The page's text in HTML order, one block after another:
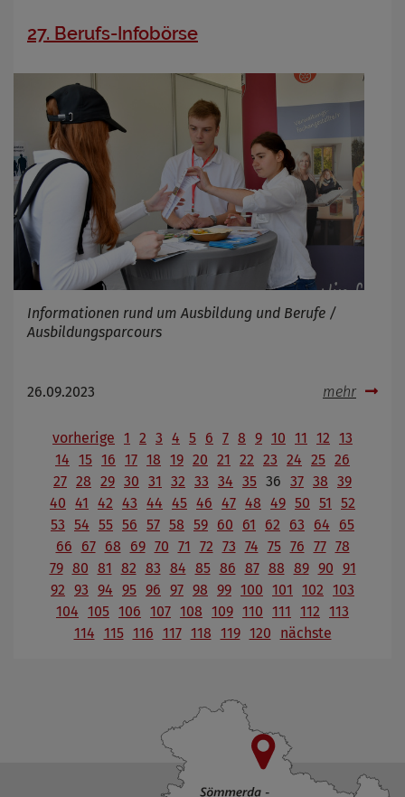
27. Berufs-Infobörse
Informationen rund um Ausbildung und Berufe /
Ausbildungsparcours
26.09.2023 mehr
vorherige 1 2 3 4 5 6 7 8 9 10 11 12 13
14 15 16 17 18 19 20 21 22 23 24 25 26
27 28 29 30 31 32 33 34 35 36 37 38 39
40 41 42 43 44 45 46 47 48 49 50 51
52
53 54 55 56 57 58 59 60 61 62 63 64
65
66
67 68 69 70 71 72 73 74 75 76 77 78
79 80 81 82 83 84 85 86 87 88 89 90 91
92 93 94 95 96 97 98 99 100 101 102 103
104 105 106 107 108 109 110 111 112 113
114 115 116 117 118 119 120 nächste